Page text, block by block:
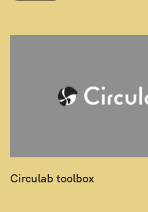
Circulab toolbox